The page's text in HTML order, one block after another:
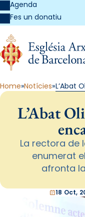
Agenda
Fes un donatiu
Home Notícies L’Abat
L’Abat
La rectora de
enumerat
afronta
18 Oct,